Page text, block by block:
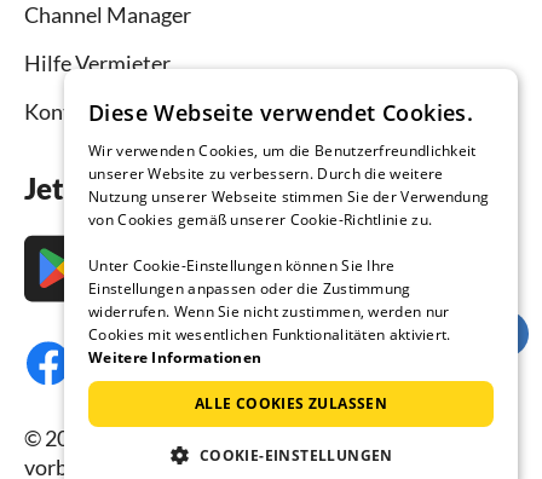
Channel Manager
Hilfe Vermieter
Kontakt
Jetzt die App downloaden
© 2026 Ferienhausmiete.de, alle Rechte
vorbehalten.
Diese Webseite verwendet Cookies.
Wir verwenden Cookies, um die Benutzerfreundlichkeit
unserer Website zu verbessern. Durch die weitere
Nutzung unserer Webseite stimmen Sie der Verwendung
von Cookies gemäß unserer Cookie-Richtlinie zu.
Unter Cookie-Einstellungen können Sie Ihre
Einstellungen anpassen oder die Zustimmung
widerrufen. Wenn Sie nicht zustimmen, werden nur
Cookies mit wesentlichen Funktionalitäten aktiviert.
Weitere Informationen
ALLE COOKIES ZULASSEN
COOKIE-EINSTELLUNGEN